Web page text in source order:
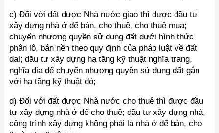
c) Đối với đất được Nhà nước giao thì được đầu tư
xây dựng nhà ở để bán, cho thuê, cho thuê mua;
chuyển nhượng quyền sử dụng đất dưới hình thức
phân lô, bán nền theo quy định của pháp luật về đất
đai; đầu tư xây dựng hạ tầng kỹ thuật nghĩa trang,
nghĩa địa để chuyển nhượng quyền sử dụng đất gắn
với hạ tầng kỹ thuật đó;
d) Đối với đất được Nhà nước cho thuê thì được đầu
tư xây dựng nhà ở để cho thuê; đầu tư xây dựng nhà,
công trình xây dựng không phải là nhà ở để bán, cho